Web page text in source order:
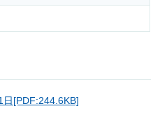
[PDF:244.6KB]